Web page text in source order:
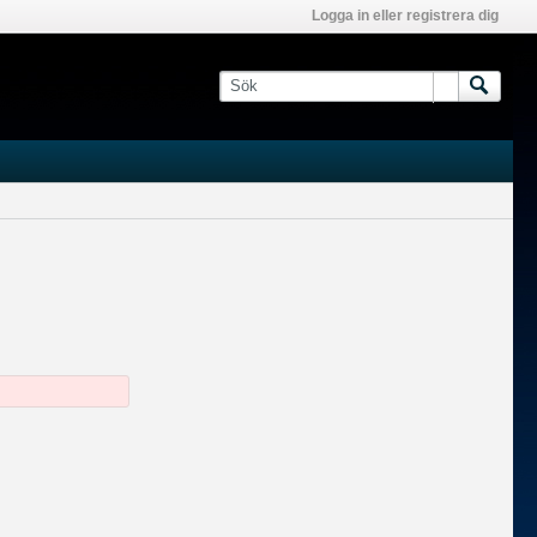
Logga in eller registrera dig